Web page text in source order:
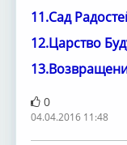
11.Сад
12.Царство
0
04.04.2016 11:48